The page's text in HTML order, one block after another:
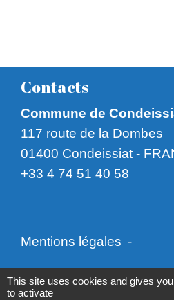
Contacts
Commune de
117 route de la Dombes
01400 Condeissiat -
+33 4 74 51 40 58
Mentions légales -
Politique de
This site uses cookies and gives
to activate